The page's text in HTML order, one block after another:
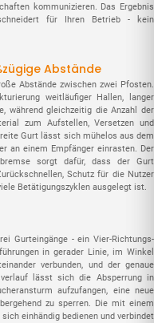
kommunizieren. Das Ergebnis
für Ihren Betrieb - kein
Abstände
Abstände zwischen zwei Pfosten.
weitläufiger Hallen, langer
während gleichzeitig die Anzahl der
zum Aufstellen, Versetzen und
Gurt lässt sich mühelos aus dem
an einem Empfänger einrasten. Der
sorgt dafür, dass der Gurt
Schutz für die Nutzer
Betätigungszyklen ausgelegt ist.
Gurteingänge - ein Vier-Richtungs-
in gerader Linie, im Winkel
verbunden, und der genaue
lässt sich die Absperrung in
aufzufangen, eine neue
zu sperren. Die mit einem
einhändig bedienen und verbindet